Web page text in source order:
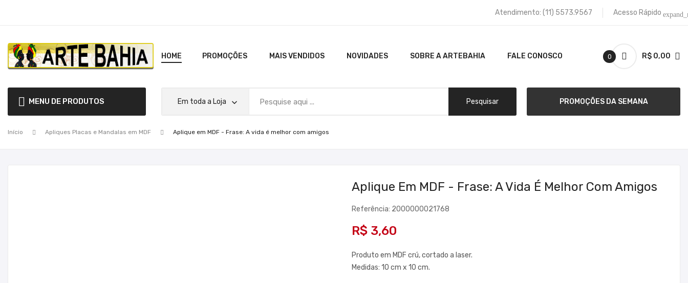
Acesso Rápido
Atendimento: (11) 5573.9567
HOME PROMOÇÕES MAIS VENDIDOS NOVIDADES SOBRE A ARTEBAHIA FALE CONOSCO 0 R$ 0,00
MENU DE PRODUTOS Pesquisar PROMOÇÕES DA SEMANA
Início Apliques Placas e Mandalas em MDF Aplique em MDF - Frase: A vida é melhor com amigos
Aplique Em MDF - Frase: A Vida É Melhor Com Amigos
Referência: 2000000021768
R$ 3,60
Produto em MDF crú, cortado a laser.
Medidas: 10 cm x 10 cm.